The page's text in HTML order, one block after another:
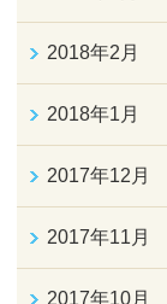
2018年2月
2018年1月
2017年12月
2017年11月
2017年10月